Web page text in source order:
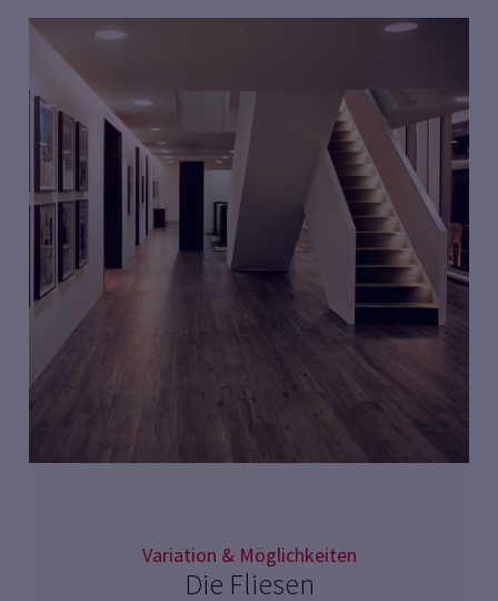
Variation & Möglichkeiten
Die Fliesen